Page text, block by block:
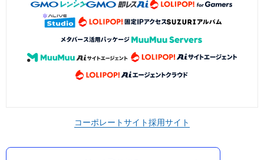
コーポレートサイト採用サイト